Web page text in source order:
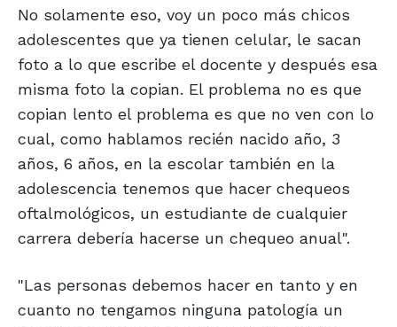
No solamente eso, voy un poco más chicos
adolescentes que ya tienen celular, le sacan
foto a lo que escribe el docente y después esa
misma foto la copian. El problema no es que
copian lento el problema es que no ven con lo
cual, como hablamos recién nacido año, 3
años, 6 años, en la escolar también en la
adolescencia tenemos que hacer chequeos
oftalmológicos, un estudiante de cualquier
carrera debería hacerse un chequeo anual".
"Las personas debemos hacer en tanto y en
cuanto no tengamos ninguna patología un